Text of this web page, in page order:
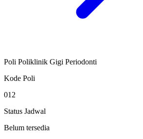
Poli Poliklinik Gigi Periodonti
Kode Poli
012
Status Jadwal
Belum tersedia